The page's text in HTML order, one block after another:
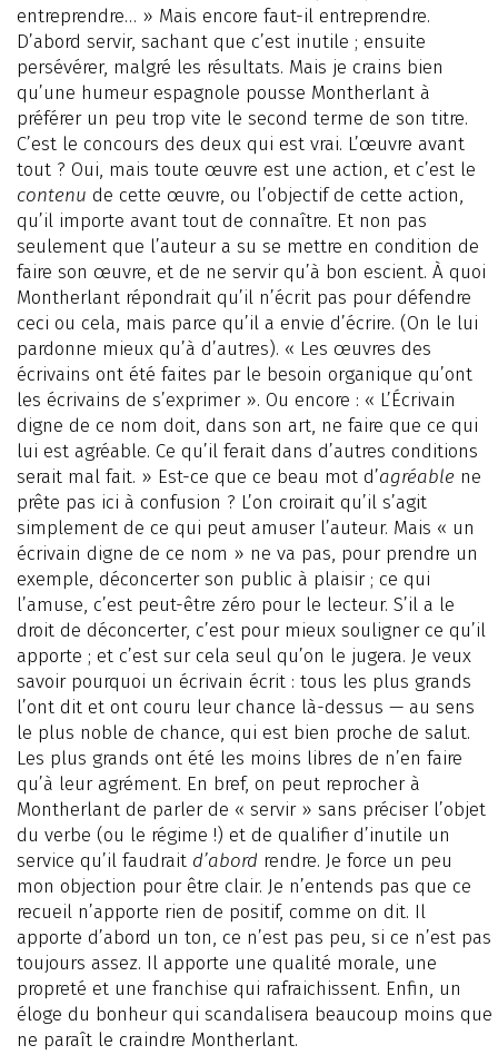
entreprendre… » Mais encore faut-il entreprendre.
D’abord servir, sachant que c’est inutile ; ensuite
persévérer, malgré les résultats. Mais je crains bien
qu’une humeur espagnole pousse Montherlant à
préférer un peu trop vite le second terme de son titre.
C’est le concours des deux qui est vrai. L’œuvre avant
tout ? Oui, mais toute œuvre est une action, et c’est le
contenu de cette œuvre, ou l’objectif de cette action,
qu’il importe avant tout de connaître. Et non pas
seulement que l’auteur a su se mettre en condition de
faire son œuvre, et de ne servir qu’à bon escient. À quoi
Montherlant répondrait qu’il n’écrit pas pour défendre
ceci ou cela, mais parce qu’il a envie d’écrire. (On le lui
pardonne mieux qu’à d’autres). « Les œuvres des
écrivains ont été faites par le besoin organique qu’ont
les écrivains de s’exprimer ». Ou encore : « L’Écrivain
digne de ce nom doit, dans son art, ne faire que ce qui
lui est agréable. Ce qu’il ferait dans d’autres conditions
serait mal fait. » Est-ce que ce beau mot d’agréable ne
prête pas ici à confusion ? L’on croirait qu’il s’agit
simplement de ce qui peut amuser l’auteur. Mais « un
écrivain digne de ce nom » ne va pas, pour prendre un
exemple, déconcerter son public à plaisir ; ce qui
l’amuse, c’est peut-être zéro pour le lecteur. S’il a le
droit de déconcerter, c’est pour mieux souligner ce qu’il
apporte ; et c’est sur cela seul qu’on le jugera. Je veux
savoir pourquoi un écrivain écrit : tous les plus grands
l’ont dit et ont couru leur chance là-dessus — au sens
le plus noble de chance, qui est bien proche de salut.
Les plus grands ont été les moins libres de n’en faire
qu’à leur agrément. En bref, on peut reprocher à
Montherlant de parler de « servir » sans préciser l’objet
du verbe (ou le régime !) et de qualifier d’inutile un
service qu’il faudrait d’abord rendre. Je force un peu
mon objection pour être clair. Je n’entends pas que ce
recueil n’apporte rien de positif, comme on dit. Il
apporte d’abord un ton, ce n’est pas peu, si ce n’est pas
toujours assez. Il apporte une qualité morale, une
propreté et une franchise qui rafraichissent. Enfin, un
éloge du bonheur qui scandalisera beaucoup moins que
ne paraît le craindre Montherlant.